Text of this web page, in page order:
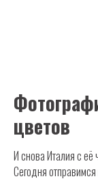
цветов
И снова Италия с
Сегодня